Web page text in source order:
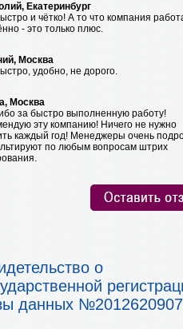
Екатеринбург
и чётко! А то что компания
- это только плюс.
Москва
удобно, не дорого.
Москва
за быстро выполненную работу!
эту компанию! Ничего не нужно
каждый год! Менеджеры очень
по любым вопросам штрих
о
данных №2012620907